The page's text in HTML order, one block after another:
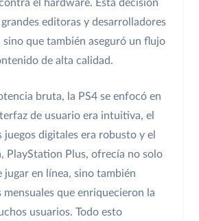
el hardware. Esta decisión
editoras y desarrolladores
sino que también aseguró un flujo
de alta calidad.
bruta, la PS4 se enfocó en
de usuario era intuitiva, el
juegos digitales era robusto y el
PlayStation Plus, ofrecía no solo
jugar en línea, sino también
que enriquecieron la
usuarios. Todo esto